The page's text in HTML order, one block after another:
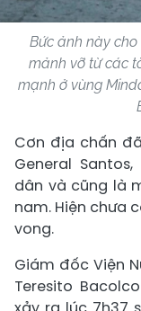
Bức ảnh này
mảnh vỡ từ các
mạnh ở vùng
Cơn địa chấn
General
dân và cũng là
nam. Hiện chưa
vong.
Giám đốc Viện
Teresito